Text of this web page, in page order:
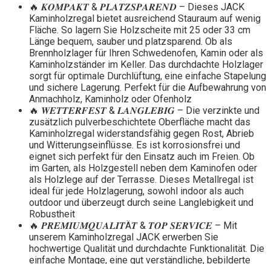
🔥 𝑲𝑶𝑴𝑷𝑨𝑲𝑻 & 𝑷𝑳𝑨𝑻𝒁𝑺𝑷𝑨𝑹𝑬𝑵𝑫 – Dieses JACK
Kaminholzregal bietet ausreichend Stauraum auf wenig
Fläche. So lagern Sie Holzscheite mit 25 oder 33 cm
Länge bequem, sauber und platzsparend. Ob als
Brennholzlager für Ihren Schwedenofen, Kamin oder als
Kaminholzständer im Keller. Das durchdachte Holzlager
sorgt für optimale Durchlüftung, eine einfache Stapelung
und sichere Lagerung. Perfekt für die Aufbewahrung von
Anmachholz, Kaminholz oder Ofenholz
🔥 𝑾𝑬𝑻𝑻𝑬𝑹𝑭𝑬𝑺𝑻 & 𝑳𝑨𝑵𝑮𝑳𝑬𝑩𝑰𝑮 – Die verzinkte und
zusätzlich pulverbeschichtete Oberfläche macht das
Kaminholzregal widerstandsfähig gegen Rost, Abrieb
und Witterungseinflüsse. Es ist korrosionsfrei und
eignet sich perfekt für den Einsatz auch im Freien. Ob
im Garten, als Holzgestell neben dem Kaminofen oder
als Holzlege auf der Terrasse. Dieses Metallregal ist
ideal für jede Holzlagerung, sowohl indoor als auch
outdoor und überzeugt durch seine Langlebigkeit und
Robustheit
🔥 𝑷𝑹𝑬𝑴𝑰𝑼𝑴𝑸𝑼𝑨𝑳𝑰𝑻Ä𝑻 & 𝑻𝑶𝑷 𝑺𝑬𝑹𝑽𝑰𝑪𝑬 – Mit
unserem Kaminholzregal JACK erwerben Sie
hochwertige Qualität und durchdachte Funktionalität. Die
einfache Montage, eine gut verständliche, bebilderte